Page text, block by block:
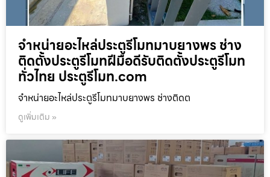
จำหน่ายอะไหล่ประตูรีโมทมาบยางพร ช่าง
ติดตั้งประตูรีโมทฝีมือดีรับติดตั้งประตูรีโมท
ทั่วไทย ประตูรีโมท.com
จำหน่ายอะไหล่ประตูรีโมทมาบยางพร ช่างติดต
ดูเพิ่มเติม »